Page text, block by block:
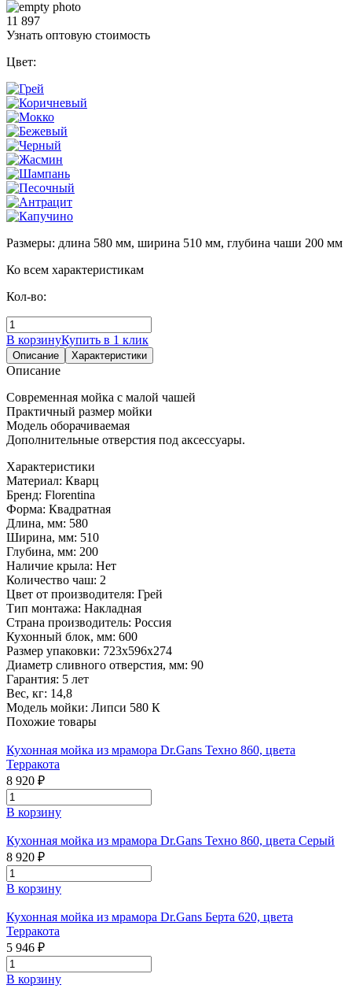
11 897
Узнать оптовую стоимость
Цвет:
Размеры: длина 580 мм, ширина 510 мм, глубина чаши 200 мм
Ко всем характеристикам
Кол-во:
В корзинуКупить в 1 клик
Описание Характеристики
Описание
Современная мойка с малой чашей
Практичный размер мойки
Модель оборачиваемая
Дополнительные отверстия под аксессуары.
Характеристики
Материал: Кварц
Бренд: Florentina
Форма: Квадратная
Длина, мм: 580
Ширина, мм: 510
Глубина, мм: 200
Наличие крыла: Нет
Количество чаш: 2
Цвет от производителя: Грей
Тип монтажа: Накладная
Страна производитель: Россия
Кухонный блок, мм: 600
Размер упаковки: 723х596х274
Диаметр сливного отверстия, мм: 90
Гарантия: 5 лет
Вес, кг: 14,8
Модель мойки: Липси 580 К
Похожие товары
Кухонная мойка из мрамора Dr.Gans Техно 860, цвета
Терракота
8 920 ₽
В корзину
Кухонная мойка из мрамора Dr.Gans Техно 860, цвета Серый
8 920 ₽
В корзину
Кухонная мойка из мрамора Dr.Gans Берта 620, цвета
Терракота
5 946 ₽
В корзину